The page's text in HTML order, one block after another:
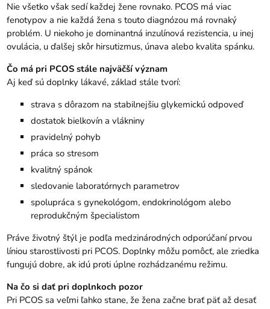
Nie všetko však sedí každej žene rovnako. PCOS má viac
fenotypov a nie každá žena s touto diagnózou má rovnaký
problém. U niekoho je dominantná inzulínová rezistencia, u inej
ovulácia, u ďalšej skôr hirsutizmus, únava alebo kvalita spánku.
Čo má pri PCOS stále najväčší význam
Aj keď sú doplnky lákavé, základ stále tvorí:
strava s dôrazom na stabilnejšiu glykemickú odpoveď
dostatok bielkovín a vlákniny
pravidelný pohyb
práca so stresom
kvalitný spánok
sledovanie laboratórnych parametrov
spolupráca s gynekológom, endokrinológom alebo
reprodukčným špecialistom
Práve životný štýl je podľa medzinárodných odporúčaní prvou
líniou starostlivosti pri PCOS. Doplnky môžu pomôcť, ale zriedka
fungujú dobre, ak idú proti úplne rozhádzanému režimu.
Na čo si dať pri doplnkoch pozor
Pri PCOS sa veľmi ľahko stane, že žena začne brať päť až desať